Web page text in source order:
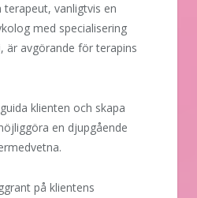
terapeut, vanligtvis en
med specialisering
är avgörande för terapins
klienten och skapa
en djupgående
på klientens